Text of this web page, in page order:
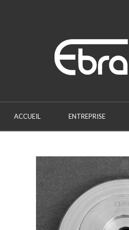
ACCUEIL ENTREPRISE